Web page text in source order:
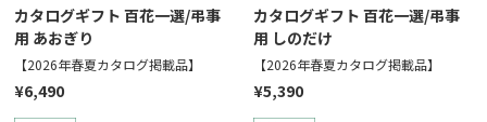
カタログギフト 百花一選/弔事
用 あおぎり
【2026年春夏カタログ掲載品】
¥6,490
カタログギフト 百花一選/弔事
用 しのだけ
【2026年春夏カタログ掲載品】
¥5,390